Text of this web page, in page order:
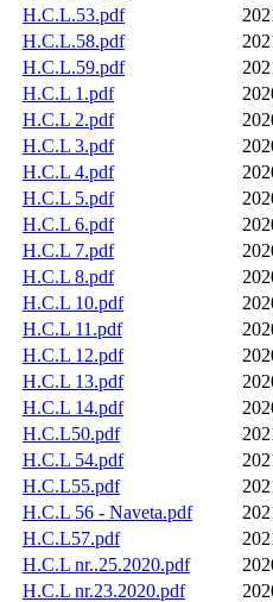
H.C.L.53.pdf
H.C.L.58.pdf
H.C.L.59.pdf
H.C.L 1.pdf
H.C.L 2.pdf
H.C.L 3.pdf
H.C.L 4.pdf
H.C.L 5.pdf
H.C.L 6.pdf
H.C.L 7.pdf
H.C.L 8.pdf
H.C.L 10.pdf
H.C.L 11.pdf
H.C.L 12.pdf
H.C.L 13.pdf
H.C.L 14.pdf
H.C.L50.pdf
H.C.L 54.pdf
H.C.L55.pdf
H.C.L 56 - Naveta.pdf
H.C.L57.pdf
H.C.L nr..25.2020.pdf
H.C.L nr.23.2020.pdf